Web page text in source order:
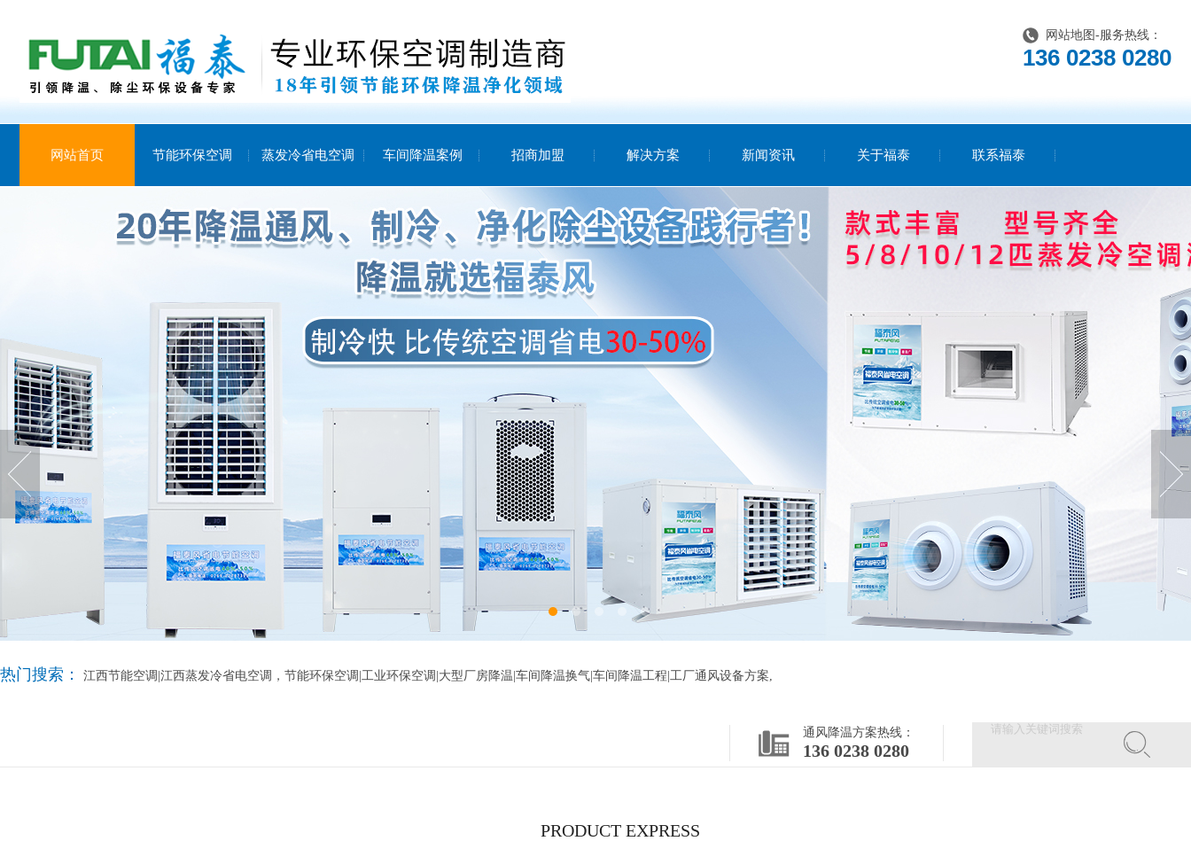
网站地图 -服务热线：
136 0238 0280
网站首页 节能环保空调 蒸发冷省电空调 车间降温案例 招商加盟 解决方案 新闻资讯 关于福泰 联系福泰
热门搜索： 江西节能空调|江西蒸发冷省电空调，节能环保空调|工业环保空调|大型厂房降温|车间降温换气|车间降温工程|工厂通风设备方案,
通风降温方案热线：
136 0238 0280
PRODUCT EXPRESS